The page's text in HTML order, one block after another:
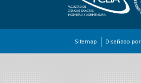
Diseñado por
Sitemap